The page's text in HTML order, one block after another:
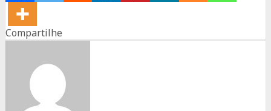
Compartilhe
Facebook
Twitter
Whatsapp